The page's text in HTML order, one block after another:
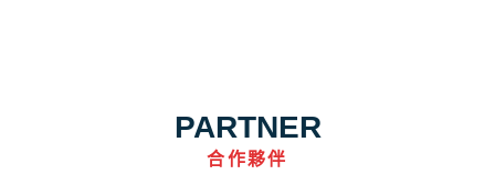
PARTNER
合作夥伴